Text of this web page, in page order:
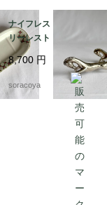
ナイフレスト カトラ
リーレスト 箸置きに
も アニマル 馬 2個
セット 12twew10
8,700 円
soracoya